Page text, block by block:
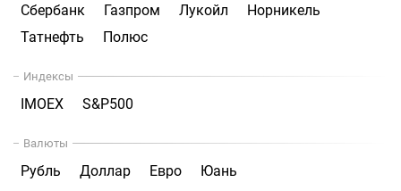
Сбербанк Газпром Лукойл
Норникель
Татнефть
Полюс
Индексы
IMOEX S&P500
Валюты
Рубль Доллар Евро Юань